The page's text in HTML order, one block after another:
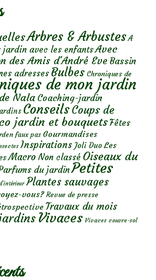
Arbres & Arbustes A
jardin avec les enfantsAvec
des Amis d'André Eve Bassin
adresses Bulbes Chroniques de
de mon jardin
Nala Coaching-jardin
ConseilsCoups de
jardin et bouquetsFêtes
faux pas Gourmandises
Inspirations Joli Duo Les
Macro Non classé Oiseaux du
du jardinPetites
Plantes sauvages
vous? Revue de presse
Travaux du mois
Vivaces Vivaces couvre-sol